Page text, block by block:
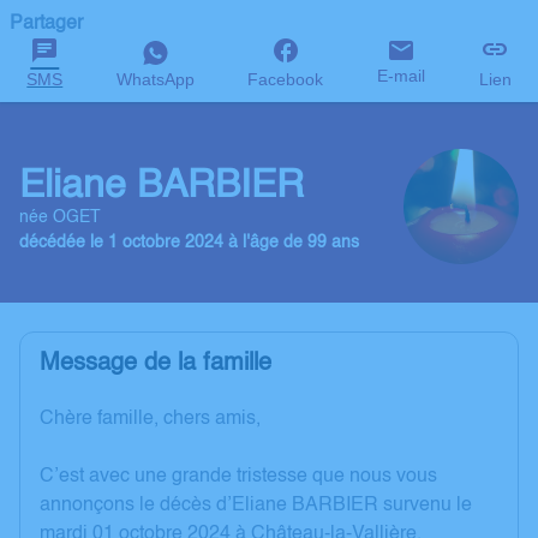
Partager
SMS WhatsApp Facebook E-mail Lien
Eliane BARBIER
née OGET
décédée le 1 octobre 2024 à l'âge de 99 ans
Message de la famille
Chère famille, chers amis,
C’est avec une grande tristesse que nous vous
annonçons le décès d’Eliane BARBIER survenu le